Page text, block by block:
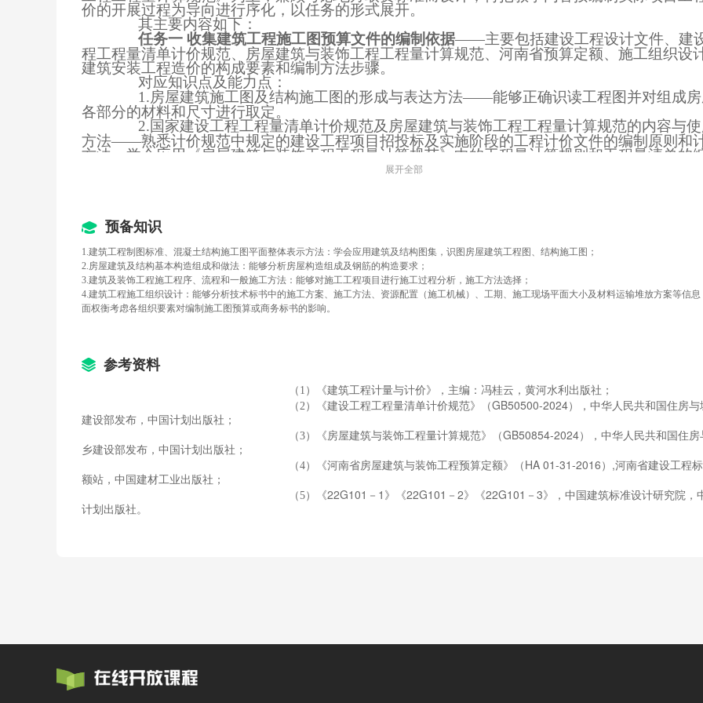
价的开展过程为导向进行序化，以任务的形式展开。
其主要内容如下：
任务一 收集建筑工程施工图预算文件的编制依据——主要包括建设工程设计文件、建
程工程量清单计价规范、房屋建筑与装饰工程工程量计算规范、河南省预算定额、施工组织设计
建筑安装工程造价的构成要素和编制方法步骤。
对应知识点及能力点：
1.房屋建筑施工图及结构施工图的形成与表达方法――能够正确识读工程图并对组成
各部分的材料和尺寸进行取定。
2.国家建设工程工程量清单计价规范及房屋建筑与装饰工程工程量计算规范的内容与使
方法――熟悉计价规范中规定的建设工程项目招投标及实施阶段的工程计价文件的编制原则和
方法，学会应用《房屋建筑与装饰工程工程量计算规范》中的工程量计算规则和工程量清单的
方法，计算房屋建筑与装饰工程对应的分部分项工程和措施项目的工程量，编制工程量清单。
4.施工组织设计的主要内容及对编制工程造价的作用――能够根据建设工程施工项目的
5.建筑安装工程造价的构成要素及编制方法步骤――能够理清建筑装饰工程造价的内容
相互顺序关系，应用工程造价的编制程序汇总计算建筑安装饰工程预算造价和结算造价。
任务二 计算基本基数——主要包括计算“三线一面”、统计门窗洞口面积、计算埋入墙身
（砌体）内的圈（过）梁、 构造柱等构件体积。
知识点及相应能力点：
度。
2.统计门窗洞口面积的格式与方法――学会应用表格统计门窗洞口的数量和面积。
3.计算埋入墙身（砌体）内的圈（过）梁、 构造柱等构件体积的基本公式――学会应用
式计算墙身（砌体）内的圈（过）梁、 构造柱体积。
任务三计算分部分项工程费
―――主要包括土方工程、桩基工程、砌筑工程、混凝土工
程、钢筋工程、金属结构工程、木结构工程、门窗工程、屋面与防水工程、保温隔热工程、楼
工程、墙柱面工程、天棚工程、油漆涂饰工程等各分部分项工程的工程量清单和工程量清单计
的编制方法。
知识点：
1.各分部工程的工程量清单项目及其工程量计算规则、计算公式、各尺寸的取定方法
程量清单的编制方法；
2.各工程量清单项目所对应计价项目及其工程量计算规则、计算公式、各尺寸的取定方
增加费、大型机械进出场及安拆、施工排水及降水等单价措施项目和现场安全文明施工措施费
的编制方法。
知识点：
展开全部
预备知识
1.建筑工程制图标准、混凝土结构施工图平面整体表示方法：学会应用建筑及结构图集，识图房屋建筑工程图、结构施工图；
2.房屋建筑及结构基本构造组成和做法：能够分析房屋构造组成及钢筋的构造要求；
3.建筑及装饰工程施工程序、流程和一般施工方法：能够对施工工程项目进行施工过程分析，施工方法选择；
4.建筑工程施工组织设计：能够分析技术标书中的施工方案、施工方法、资源配置（施工机械）、工期、施工现场平面大小及材料运输堆放方案等信息
面权衡考虑各组织要素对编制施工图预算或商务标书的影响。
参考资料
（1）《建筑工程计量与计价》，主编：冯桂云，黄河水利出版社；
（2）《建设工程工程量清单计价规范》（GB50500-2024），中华人民共和国住房与
建设部发布，中国计划出版社；
（3）《房屋建筑与装饰工程量计算规范》（GB50854-2024），中华人民共和国住房
乡建设部发布，中国计划出版社；
（4）《河南省房屋建筑与装饰工程预算定额》（ HA 01-31-2016 ） ,河南省建设工程
额站，中国建材工业出版社；
（5）《22G101 － 1 》《22G101 － 2》《22G101 － 3》，中国建筑标准设计研究院，
计划出版社。